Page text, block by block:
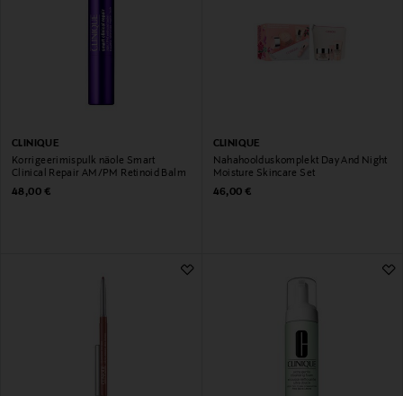
CLINIQUE
Korrigeerimispulk näole Smart
Clinical Repair AM/PM Retinoid Balm
Original Price
48,00 €
CLINIQUE
Nahahoolduskomplekt Day And Night
Moisture Skincare Set
Original Price
46,00 €